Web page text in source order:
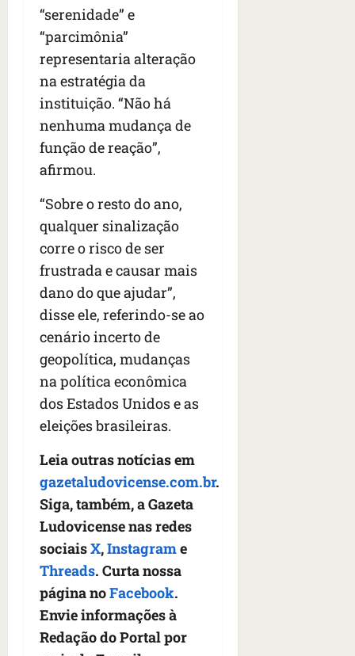
“serenidade” e
“parcimônia”
representaria alteração
na estratégia da
instituição. “Não há
nenhuma mudança de
função de reação”,
afirmou.
“Sobre o resto do ano,
qualquer sinalização
corre o risco de ser
frustrada e causar mais
dano do que ajudar”,
disse ele, referindo-se ao
cenário incerto de
geopolítica, mudanças
na política econômica
dos Estados Unidos e as
eleições brasileiras.
Leia outras notícias em
gazetaludovicense.com.br.
Siga, também, a Gazeta
Ludovicense nas redes
sociaisX,Instagrame
Threads. Curta nossa
página noFacebook.
Envie informações à
Redação do Portal por